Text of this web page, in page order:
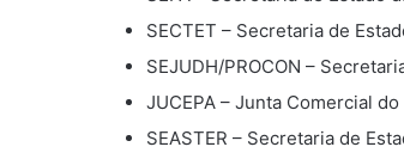
SECTET – Secretaria de
SEJUDH/PROCON –
JUCEPA – Junta Comercial
SEASTER – Secretaria de